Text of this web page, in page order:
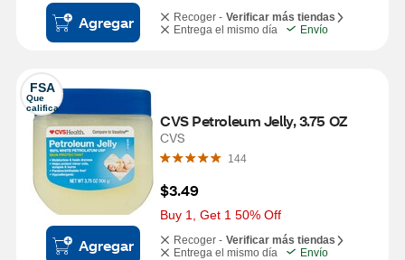
Agregar Recoger - Verificar más tiendas
Entrega el mismo día
Envío
FSA
Que
califica
Agregar
CVS Petroleum Jelly, 3.75 OZ
CVS
144
$3.49
Buy 1, Get 1 50% Off
Recoger - Verificar más tiendas
Entrega el mismo día
Envío